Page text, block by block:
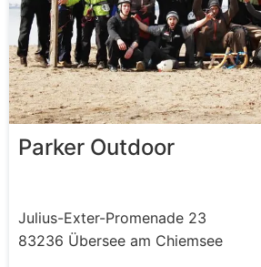
Parker Outdoor
Julius-Exter-Promenade 23
83236 Übersee am Chiemsee